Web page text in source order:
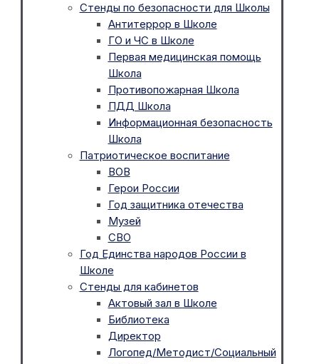
Стенды по безопасности для Школы
Антитеррор в Школе
ГО и ЧС в Школе
Первая медицинская помощь
Школа
Противопожарная Школа
ПДД Школа
Информационная безопасность
Школа
Патриотическое воспитание
ВОВ
Герои России
Год защитника отечества
Музей
СВО
Год Единства народов России в
Школе
Стенды для кабинетов
Актовый зал в Школе
Библиотека
Директор
Логопед/Методист/Социальный